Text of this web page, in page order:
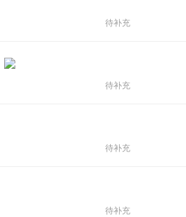
待补充
待补充
待补充
待补充